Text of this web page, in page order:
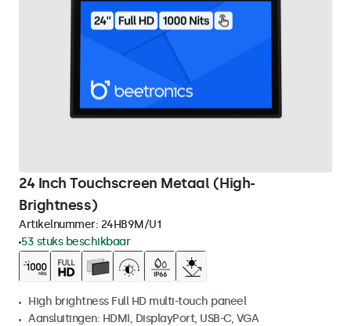
24 Inch Touchscreen Metaal (High-
Brightness)
Artikelnummer: 24HB9M/U1
53 stuks beschikbaar
High brightness Full HD multi-touch paneel
Aansluitingen: HDMI, DisplayPort, USB-C, VGA